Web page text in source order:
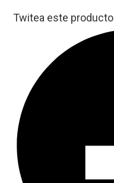
Twitea este producto